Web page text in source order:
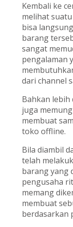
Kembali ke
melihat
bisa
barang
sangat
pengalaman
dari channel
Bahkan lebih
juga
membuat
toko offline.
Bila diambil
telah
barang yang
pengusaha
memang
membuat
berdasarkan